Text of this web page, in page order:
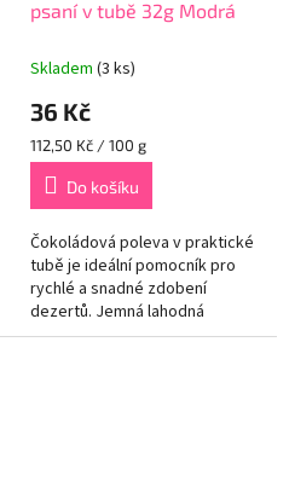
psaní v tubě 32g Modrá
Skladem (3 ks)
36 Kč
Měrná
cena:
112,50 Kč / 100 g
Do košíku
Čokoládová poleva v praktické
tubě je ideální pomocník pro
rychlé a snadné zdobení
dezertů. Jemná lahodná
čokoládová poleva dodá vaším